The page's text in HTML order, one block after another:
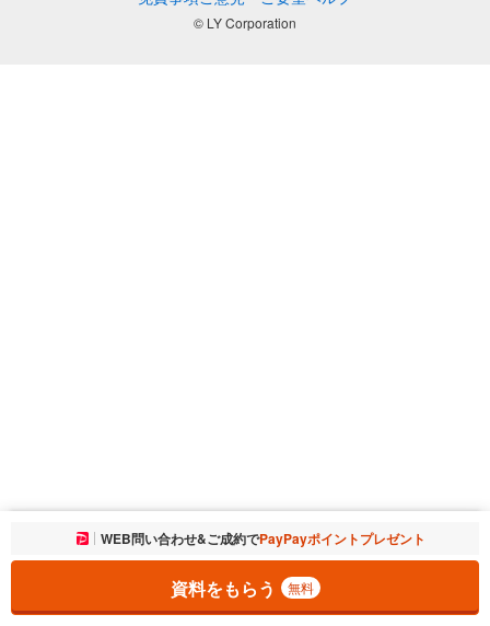
お気に入りに追加しました。 一覧を開く
WEB問い合わせ&ご成約でPayPayポイントプレゼント
資料をもらう 無料
© LY Corporation